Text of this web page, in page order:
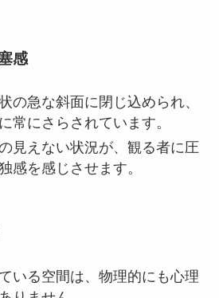
感
の急な斜面に閉じ込められ、
常にさらされています。
見えない状況が、観る者に圧
感を感じさせます。
いる空間は、物理的にも心理